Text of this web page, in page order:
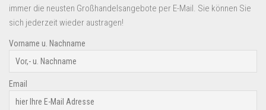
immer die neusten Großhandelsangebote per E-Mail. Sie können Sie
sich jederzeit wieder austragen!
Vorname u. Nachname
Email